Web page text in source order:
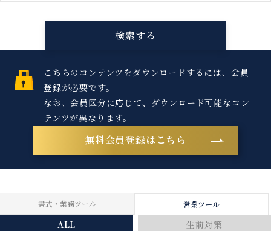
こちらのコンテンツをダウンロードするには、会員
登録が必要です。
なお、会員区分に応じて、ダウンロード可能なコン
テンツが異なります。
無料会員登録はこちら
書式・業務ツール 営業ツール
ALL
生前対策